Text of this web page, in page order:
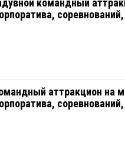
командный
аттракцион на